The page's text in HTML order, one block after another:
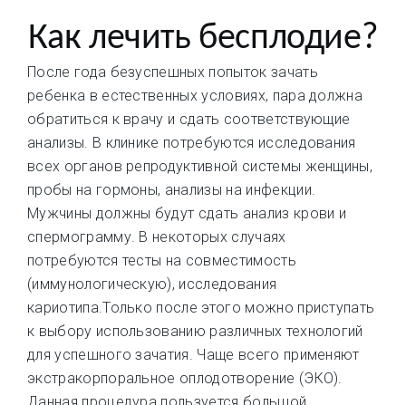
Как лечить бесплодие?
После года безуспешных попыток зачать
ребенка в естественных условиях, пара должна
обратиться к врачу и сдать соответствующие
анализы. В клинике потребуются исследования
всех органов репродуктивной системы женщины,
пробы на гормоны, анализы на инфекции.
Мужчины должны будут сдать анализ крови и
спермограмму. В некоторых случаях
потребуются тесты на совместимость
(иммунологическую), исследования
кариотипа.Только после этого можно приступать
к выбору использованию различных технологий
для успешного зачатия. Чаще всего применяют
экстракорпоральное оплодотворение (ЭКО).